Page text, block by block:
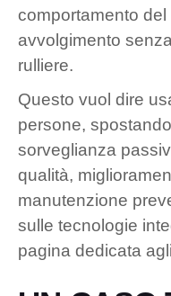
comportamento
avvolgimento
rulliere.
Questo vuol dire
persone,
sorveglianza
qualità,
manutenzione
sulle tecnologie
pagina dedicata agli